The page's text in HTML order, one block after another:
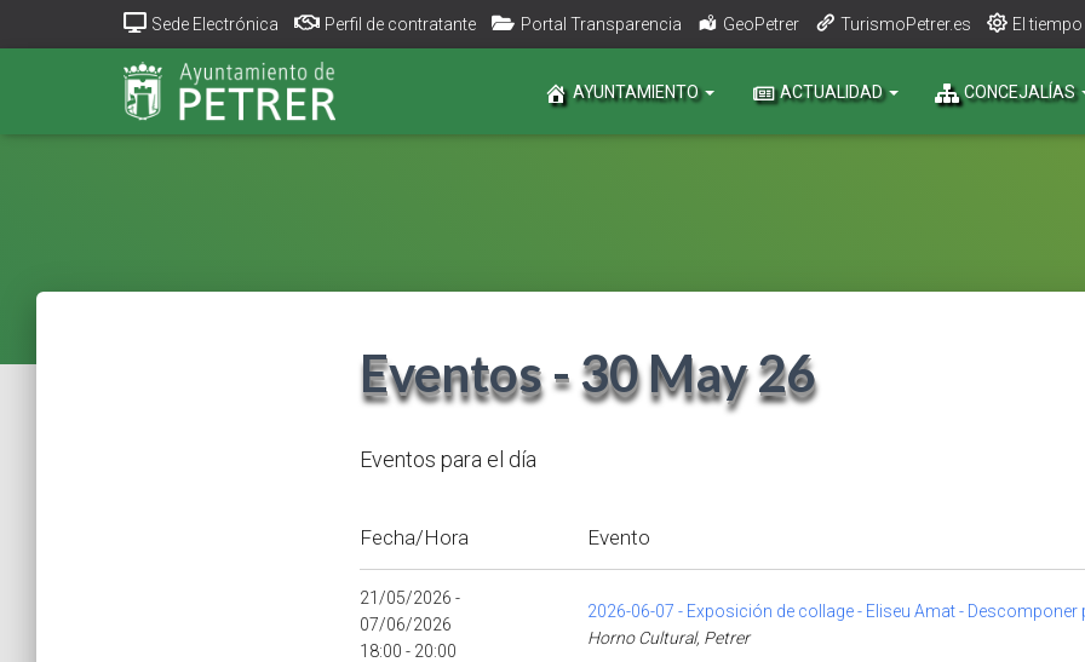
Sede Electrónica Perfil de contratante Portal Transparencia GeoPetrer TurismoPetrer.es El tiempo
AYUNTAMIENTO ACTUALIDAD CONCEJALÍAS
Eventos - 30 May 26
Eventos para el día
Fecha/Hora Evento
21/05/2026 -
07/06/2026
18:00 - 20:00
2026-06-07 - Exposición de collage - Eliseu Amat - Descomponer
Horno Cultural, Petrer